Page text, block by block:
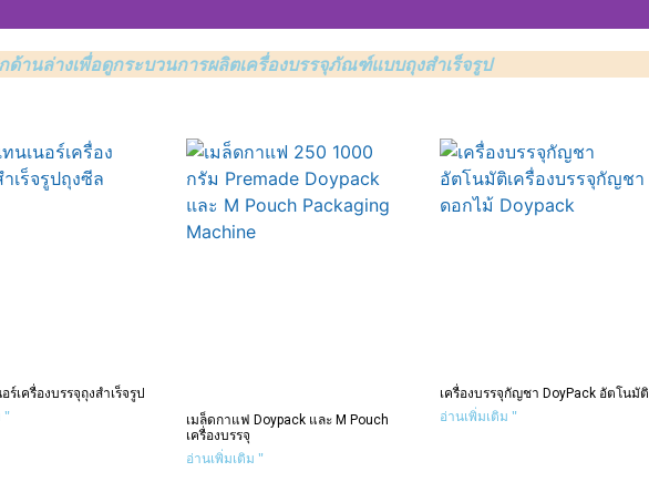
ด้านล่างเพื่อดูกระบวนการผลิตเครื่องบรรจุภัณฑ์แบบถุงสำเร็จรูป
ร์เครื่องบรรจุถุงสําเร็จรูป
"
เมล็ดกาแฟ Doypack และ M Pouch
เครื่องบรรจุ
อ่านเพิ่มเติม "
เครื่องบรรจุกัญชา DoyPack อัตโนมัติ
อ่านเพิ่มเติม "